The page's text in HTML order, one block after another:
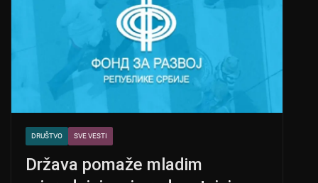
p
o
k
DRUŠTVO SVE VESTI
Država pomaže mladim